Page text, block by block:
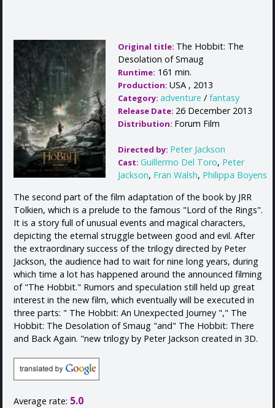
Original title: The Hobbit: The
Desolation of Smaug
Runtime: 161 min.
Production: USA , 2013
Category: adventure / fantasy
Release Date: 26 December 2013
Distribution: Forum Film
Directed by: Peter Jackson
Cast: Guillermo Del Toro, Peter
Jackson, Fran Walsh, Philippa Boyens
The second part of the film adaptation of the book by JRR
Tolkien, which is a prelude to the famous "Lord of the Rings".
It is a story full of unusual events and magical characters,
depicting the eternal struggle between good and evil. After
the extraordinary success of the trilogy directed by Peter
Jackson, the audience had to wait for nine long years, during
which time a lot has happened around the announced filming
of "The Hobbit." Rumors and speculation still held up great
interest in the new film, which eventually will be executed in
three parts: " The Hobbit: An Unexpected Journey "," The
Hobbit: The Desolation of Smaug "and" The Hobbit: There
and Back Again. "new trilogy by Peter Jackson created in 3D.
Average rate: 5.0